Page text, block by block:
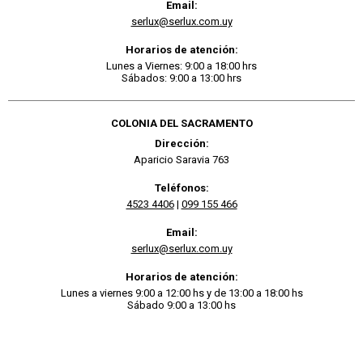
Email:
serlux@serlux.com.uy
Horarios de atención:
Lunes a Viernes: 9:00 a 18:00 hrs
Sábados: 9:00 a 13:00 hrs
COLONIA DEL SACRAMENTO
Dirección:
Aparicio Saravia 763
Teléfonos:
4523 4406| 099 155 466
Email:
serlux@serlux.com.uy
Horarios de atención:
Lunes a viernes 9:00 a 12:00 hs y de 13:00 a 18:00 hs
Sábado 9:00 a 13:00 hs